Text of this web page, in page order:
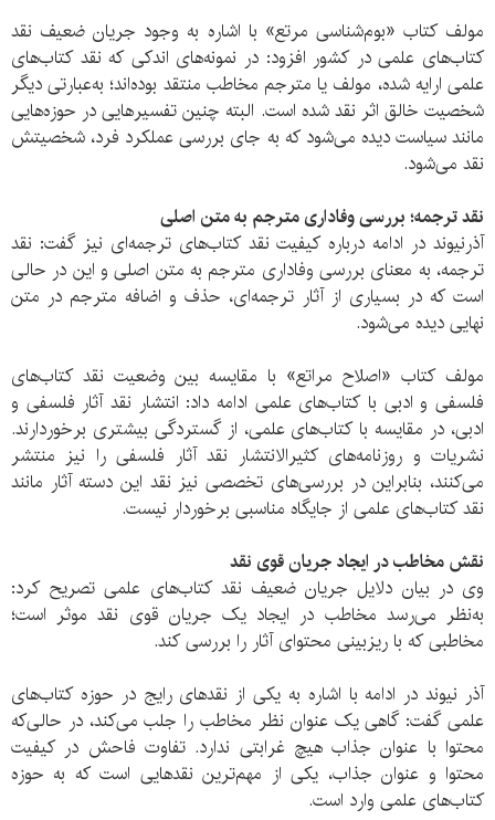
مولف کتاب «بوم‌شناسی مرتع» با اشاره به وجود جریان ضعیف نقد
کتاب‌های علمی در کشور افزود: در نمونه‌های اندکی که نقد کتاب‌های
علمی ارایه شده، مولف یا مترجم مخاطب منتقد بوده‌اند؛ به‌عبارتی دیگر
شخصیت خالق اثر نقد شده است. البته چنین تفسیر‌هایی در حوزه‌هایی
مانند سیاست دیده می‌شود که به جای بررسی عملکرد فرد، شخصیتش
نقد می‌شود.
نقد ترجمه؛ بررسی وفاداری مترجم به متن اصلی
آذرنیوند در ادامه درباره کیفیت نقد کتاب‌های ترجمه‌ای نیز گفت: نقد
ترجمه، به معنای بررسی وفاداری مترجم به متن اصلی و این در حالی
است که در بسیاری از آثار ترجمه‌ای، حذف و اضافه مترجم در متن
نهایی دیده می‌شود.
مولف کتاب «اصلاح مراتع» با مقایسه بین وضعیت نقد کتاب‌های
فلسفی و ادبی با کتاب‌های علمی ادامه داد: انتشار نقد آثار فلسفی و
ادبی، در مقایسه با کتاب‌های علمی، از گستردگی بیشتری برخوردارند.
نشریات و روزنامه‌های کثیر‌الانتشار نقد آثار فلسفی را نیز منتشر
می‌کنند، بنابراین در بررسی‌های تخصصی نیز نقد این دسته آثار مانند
نقد کتاب‌های علمی از جایگاه مناسبی برخوردار نیست.
نقش مخاطب در ایجاد جریان قوی نقد
وی در بیان دلایل جریان ضعیف نقد کتاب‌های علمی تصریح کرد:
به‌نظر می‌رسد مخاطب در ایجاد یک جریان قوی نقد موثر است؛
مخاطبی که با ریزبینی محتوای آثار را بررسی کند.
آذر نیوند در ادامه با اشاره به یکی از نقد‌‌های رایج در حوزه کتاب‌های
علمی گفت: گاهی یک عنوان نظر مخاطب را جلب می‌کند، در حالی‌که
محتوا با عنوان جذاب هیچ غرابتی ندارد. تفاوت فاحش در کیفیت
محتوا و عنوان جذاب، یکی از مهم‌ترین نقد‌هایی است که به حوزه
کتاب‌های علمی وارد است.